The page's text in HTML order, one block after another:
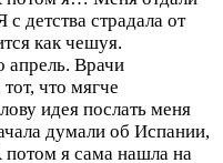
детства страдала от
как чешуя.
апрель. Врачи
что мягче
идея послать меня
думали об Испании,
я сама нашла на